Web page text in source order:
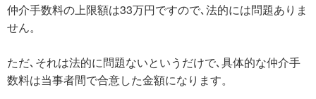
仲介手数料の上限額は33万円ですので､法的には問題ありま
せん。
ただ､それは法的に問題ないというだけで､具体的な仲介手
数料は当事者間で合意した金額になります。